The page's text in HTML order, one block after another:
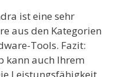
ist eine sehr
aus den Kategorien
Tools. Fazit:
kann auch Ihrem
Leistungsfähigkeit